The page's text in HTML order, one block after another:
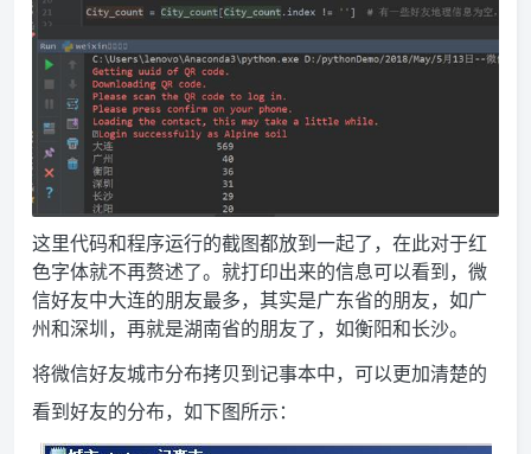
这里代码和程序运行的截图都放到一起了，在此对于红
色字体就不再赘述了。就打印出来的信息可以看到，微
信好友中大连的朋友最多，其实是广东省的朋友，如广
州和深圳，再就是湖南省的朋友了，如衡阳和长沙。
将微信好友城市分布拷贝到记事本中，可以更加清楚的
看到好友的分布，如下图所示：